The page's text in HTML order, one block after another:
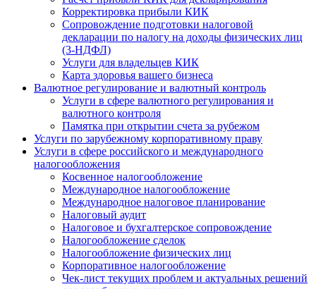
Корректировка прибыли КИК
Сопровождение подготовки налоговой
декларации по налогу на доходы физических лиц
(3-НДФЛ)
Услуги для владельцев КИК
Карта здоровья вашего бизнеса
Валютное регулирование и валютный контроль
Услуги в сфере валютного регулирования и
валютного контроля
Памятка при открытии счета за рубежом
Услуги по зарубежному корпоративному праву
Услуги в сфере российского и международного
налогообложения
Косвенное налогообложение
Международное налогообложение
Международное налоговое планирование
Налоговый аудит
Налоговое и бухгалтерское сопровождение
Налогообложение сделок
Налогообложение физических лиц
Корпоративное налогообложение
Чек-лист текущих проблем и актуальных решений